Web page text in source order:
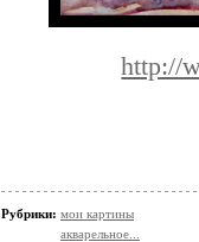
http://
Рубрики: мои картины
акварельное...